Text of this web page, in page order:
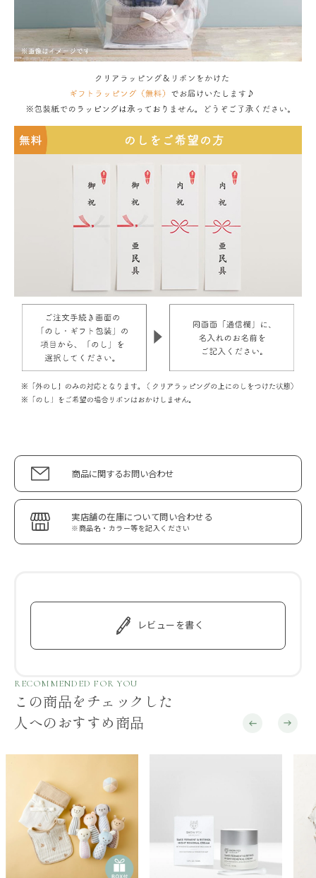
商品に関するお問い合わせ
実店舗の在庫について問い合わせる
※商品名・カラー等を記入ください
レビューを書く
RECOMMENDED FOR YOU
この商品をチェックした
人へのおすすめ商品